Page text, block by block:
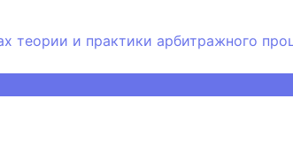
теории и практики арбитражного